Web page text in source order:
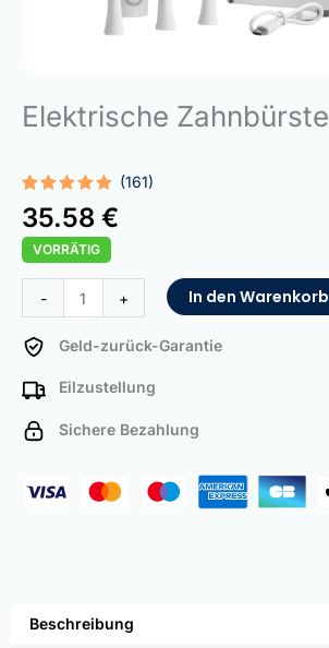
Elektrische Zahnbürste
Bewertet
mit5.00
von 5,
basierend
auf
161
Kundenbewertungen
(161)
35.58 €
VORRÄTIG
-
Toothbrush
Menge
+ In den Warenkorb
Geld-zurück-Garantie
Eilzustellung
Sichere Bezahlung
Beschreibung